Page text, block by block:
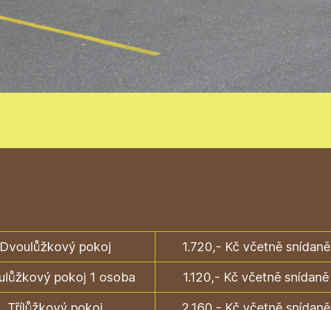
pokoj 1.720,- Kč včetně snídaně
pokoj 1 osoba 1.120,- Kč včetně snídaně